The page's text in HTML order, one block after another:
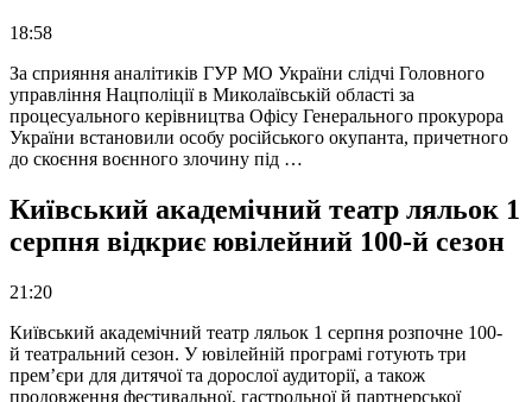
18:58
За сприяння аналітиків ГУР МО України слідчі Головного
управління Нацполіції в Миколаївській області за
процесуального керівництва Офісу Генерального прокурора
України встановили особу російського окупанта, причетного
до скоєння воєнного злочину під …
Київський академічний театр ляльок 1
серпня відкриє ювілейний 100-й сезон
21:20
Київський академічний театр ляльок 1 серпня розпочне 100-
й театральний сезон. У ювілейній програмі готують три
прем’єри для дитячої та дорослої аудиторії, а також
продовження фестивальної, гастрольної й партнерської